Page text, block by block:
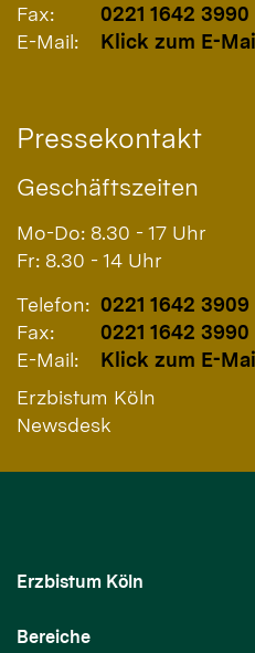
Fax:
0221 1642 3990
E-Mail:
Klick zum E-
Pressekontakt
Geschäftszeiten
Mo-Do: 8.30 - 17 Uhr
Fr: 8.30 - 14 Uhr
Telefon: 0221 1642 3909
Fax:
0221 1642 3990
E-Mail:
Klick zum E-
Erzbistum Köln
Newsdesk
Erzbistum Köln
Bereiche